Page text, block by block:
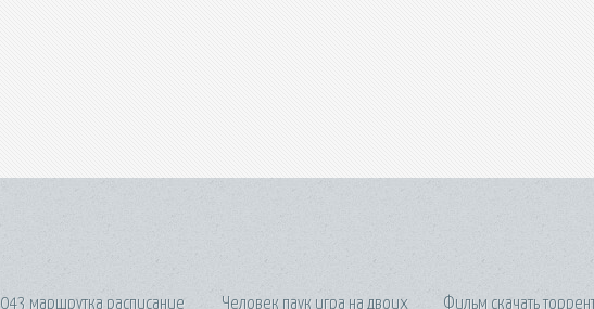
043 маршрутка расписание Человек паук игра на двоих Фильм скачать